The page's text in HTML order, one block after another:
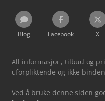
Blog Facebook X
All informasjon, tilbud og
uforpliktende og ikke
Ved å bruke denne siden